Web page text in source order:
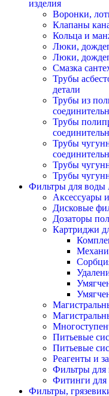
изделия
Воронки,
Клапаны
Кольца и
Люки,
Люки,
Смазка
Трубы
детали
Трубы из
Трубы
Трубы
Трубы
Трубы
Фильтры для
Аксессуары
Дисковые
Дозаторы
Картриджи
Питьевые
Питьевые
Реагенты и
Фильтры
Фитинги для
Фильтры,